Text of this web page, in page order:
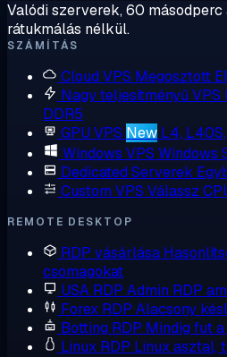
Valódi szerverek, 60 másodperc
rátukmálás nélkül.
SZÁMÍTÁS
Cloud VPS Megosztott
Nagy teljesítményű VPS
DDR5
GPU VPS New L4,
Windows VPS Windows
Dedicated Serverek
Custom VPS Válassz
REMOTE DESKTOP
RDP vásárlása
csomagokat
USA RDP Admin RDP
Forex RDP Alacsony
Botting RDP Mindig fut
Linux RDP Linux asztal,